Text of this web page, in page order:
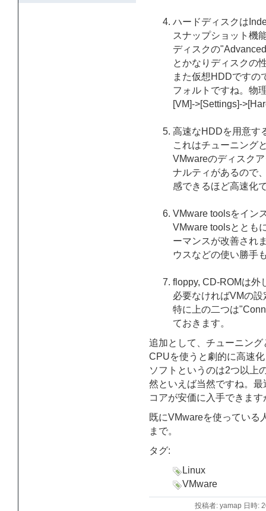
ハードディスクは
スナップショット機
ディスクの
とかなりディスクの
また仮想HDDですの
フォルトですね。物
[VM]->[Settings]-
高速なHDDを用意す
これはチューニング
VMwareのディスク
ナルティがあるので
感できるほど高速化
VMware toolsをイン
VMware toolsととも
ーマンスが改善され
ウスなどの使い勝手
floppy, CD-ROMは外
必要なければVMの
特に上の二つは
ておきます。
追加として、チューニン
CPUを使うと劇的に高速
ソフトというのは2つ以上
然といえば当然ですね。
コアが安価に入手できま
既にVMwareを使っている
まで。
タグ:
Linux
VMware
投稿者: yamap 日時: